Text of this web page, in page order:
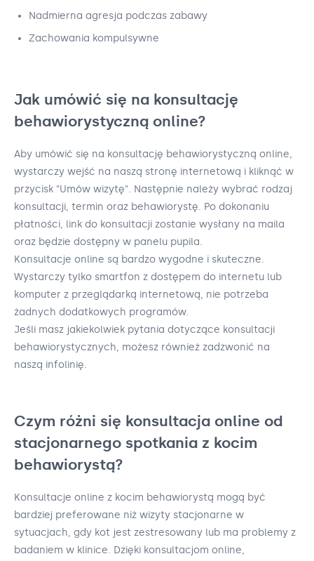
Nadmierna agresja podczas zabawy
Zachowania kompulsywne
Jak umówić się na konsultację
behawiorystyczną online?
Aby umówić się na konsultację behawiorystyczną online,
wystarczy wejść na naszą stronę internetową i kliknąć w
przycisk "Umów wizytę". Następnie należy wybrać rodzaj
konsultacji, termin oraz behawiorystę. Po dokonaniu
płatności, link do konsultacji zostanie wysłany na maila
oraz będzie dostępny w panelu pupila.
Konsultacje online są bardzo wygodne i skuteczne.
Wystarczy tylko smartfon z dostępem do internetu lub
komputer z przeglądarką internetową, nie potrzeba
żadnych dodatkowych programów.
Jeśli masz jakiekolwiek pytania dotyczące konsultacji
behawiorystycznych, możesz również zadzwonić na
naszą infolinię.
Czym różni się konsultacja online od
stacjonarnego spotkania z kocim
behawiorystą?
Konsultacje online z kocim behawiorystą mogą być
bardziej preferowane niż wizyty stacjonarne w
sytuacjach, gdy kot jest zestresowany lub ma problemy z
badaniem w klinice. Dzięki konsultacjom online,